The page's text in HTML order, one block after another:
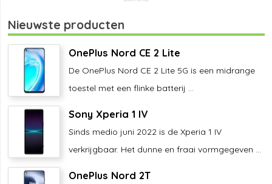
Nieuwste producten
OnePlus Nord CE 2 Lite
De OnePlus Nord CE 2 Lite 5G is een midrange
toestel met een flinke batterij ...
Sony Xperia 1 IV
Sinds medio juni 2022 is de Xperia 1 IV
verkrijgbaar. Het dunne en fraai vormgegeven ...
OnePlus Nord 2T